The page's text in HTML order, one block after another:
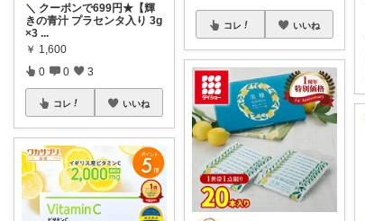
＼ クーポンで699円★【輝
きの青汁 プラセンタ入り 3g
×3 ...
￥ 1,600
0 0 3
コレ いいね
コレ いいね